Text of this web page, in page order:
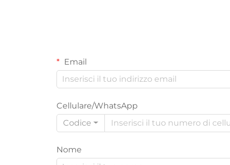
Email
Cellulare/WhatsApp
Codice
Nome